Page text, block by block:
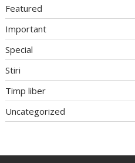
Featured
Important
Special
Stiri
Timp liber
Uncategorized